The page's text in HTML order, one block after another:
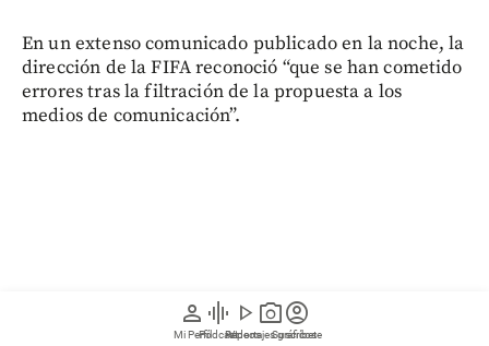
person
Mi Perfil
graphic_eq
Pódcast
play_arrow
Videos
photo_camera
Reportajes gráficos
account_circle
Suscríbete
En un extenso comunicado publicado en la noche, la
dirección de la FIFA reconoció “que se han cometido
errores tras la filtración de la propuesta a los
medios de comunicación”.